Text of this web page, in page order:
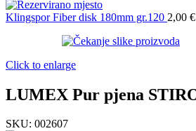
Klingspor Fiber disk 180mm gr.120 2,00 €
Click to enlarge
LUMEX Pur pjena
SKU: 002607